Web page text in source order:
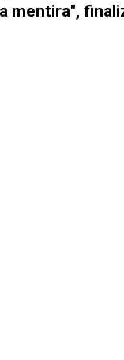
mentira",